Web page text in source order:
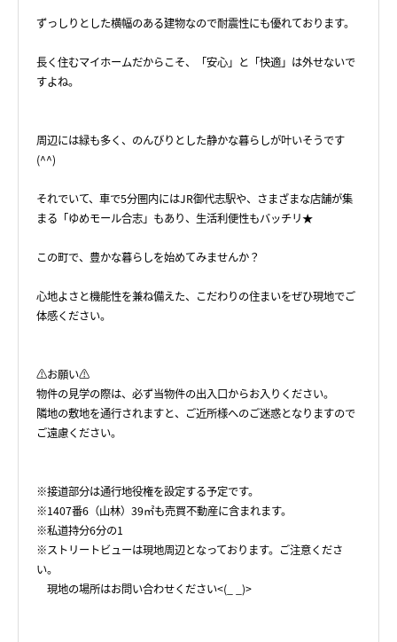
ずっしりとした横幅のある建物なので耐震性にも優れております。
長く住むマイホームだからこそ、「安心」と「快適」は外せないで
すよね。
周辺には緑も多く、のんびりとした静かな暮らしが叶いそうです
(^^)
それでいて、車で5分圏内にはJR御代志駅や、さまざまな店舗が集
まる「ゆめモール合志」もあり、生活利便性もバッチリ★
この町で、豊かな暮らしを始めてみませんか？
心地よさと機能性を兼ね備えた、こだわりの住まいをぜひ現地でご
体感ください。
⚠️お願い⚠️
物件の見学の際は、必ず当物件の出入口からお入りください。
隣地の敷地を通行されますと、ご近所様へのご迷惑となりますので
ご遠慮ください。
※接道部分は通行地役権を設定する予定です。
※1407番6（山林）39㎡も売買不動産に含まれます。
※私道持分6分の1
※ストリートビューは現地周辺となっております。ご注意くださ
い。
現地の場所はお問い合わせください<(_ _)>